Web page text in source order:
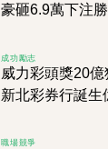
豪砸6.9萬下注
成功勵志
威力彩頭獎20億
新北彩券行誕生
職場競爭